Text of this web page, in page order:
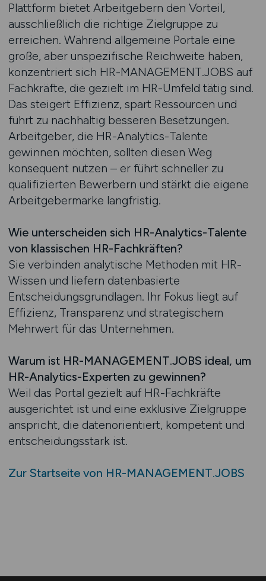
Plattform bietet Arbeitgebern den Vorteil,
ausschließlich die richtige Zielgruppe zu
erreichen. Während allgemeine Portale eine
große, aber unspezifische Reichweite haben,
konzentriert sich HR-MANAGEMENT.JOBS auf
Fachkräfte, die gezielt im HR-Umfeld tätig sind.
Das steigert Effizienz, spart Ressourcen und
führt zu nachhaltig besseren Besetzungen.
Arbeitgeber, die HR-Analytics-Talente
gewinnen möchten, sollten diesen Weg
konsequent nutzen – er führt schneller zu
qualifizierten Bewerbern und stärkt die eigene
Arbeitgebermarke langfristig.
Wie unterscheiden sich HR-Analytics-Talente
von klassischen HR-Fachkräften?
Sie verbinden analytische Methoden mit HR-
Wissen und liefern datenbasierte
Entscheidungsgrundlagen. Ihr Fokus liegt auf
Effizienz, Transparenz und strategischem
Mehrwert für das Unternehmen.
Warum ist HR-MANAGEMENT.JOBS ideal, um
HR-Analytics-Experten zu gewinnen?
Weil das Portal gezielt auf HR-Fachkräfte
ausgerichtet ist und eine exklusive Zielgruppe
anspricht, die datenorientiert, kompetent und
entscheidungsstark ist.
Zur Startseite von HR-MANAGEMENT.JOBS